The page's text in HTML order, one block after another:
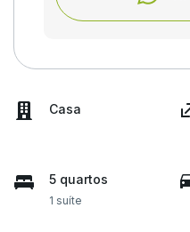
Casa
5 quartos
1 suíte